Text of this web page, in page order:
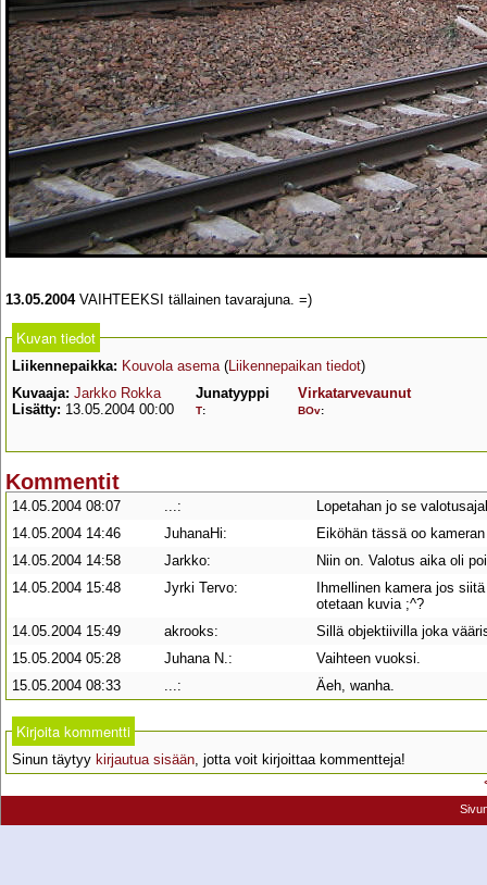
13.05.2004VAIHTEEKSI tällainen tavarajuna. =)
Kuvan tiedot
Liikennepaikka: Kouvola asema(Liikennepaikan tiedot)
Kuvaaja: Jarkko Rokka
Lisätty: 13.05.2004 00:00
Junatyyppi
T:
Virkatarvevaunut
BOv:
Kommentit
14.05.2004 08:07 ...:
Lopetahan jo se
14.05.2004 14:46
JuhanaHi:
Eiköhän tässä oo
14.05.2004 14:58
Jarkko:
Niin on. Valotus aika oli
14.05.2004 15:48
Jyrki Tervo:
Ihmellinen kamera jos
otetaan kuvia ;^?
14.05.2004 15:49
akrooks:
Sillä objektiivilla joka
15.05.2004 05:28
Juhana N.:
Vaihteen vuoksi.
15.05.2004 08:33
...: Äeh, wanha.
Kirjoita kommentti
Sinun täytyy kirjautua sisään, jotta voit kirjoittaa kommentteja!